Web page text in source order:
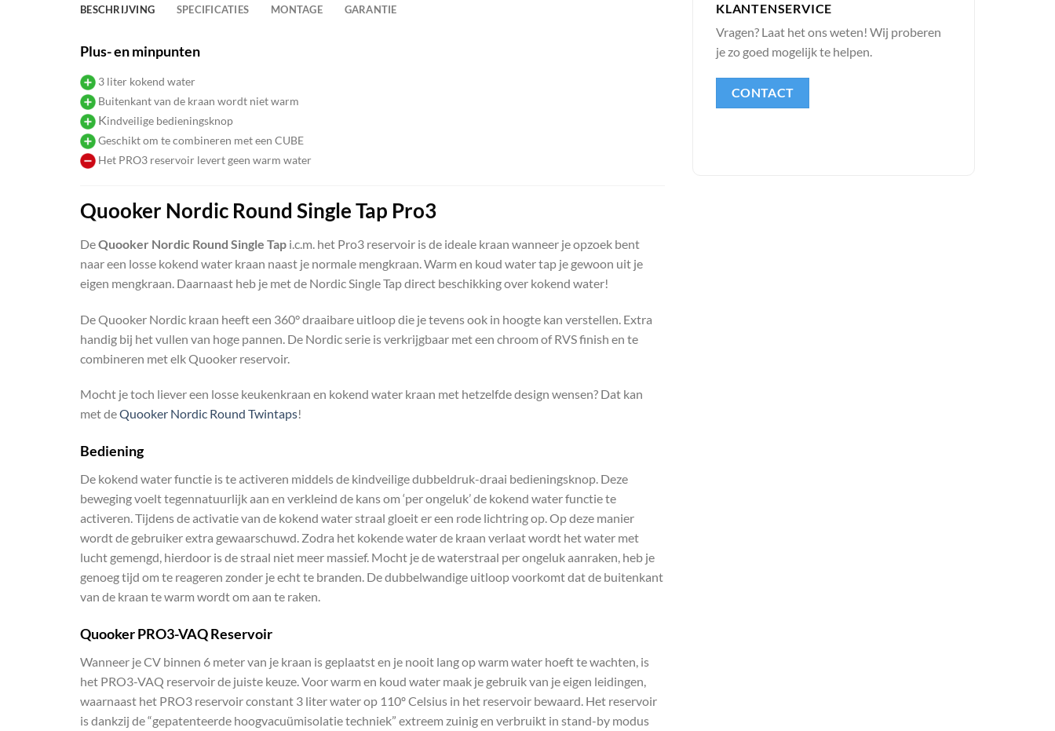
BESCHRIJVING SPECIFICATIES MONTAGE GARANTIE
Plus- en minpunten
3 liter kokend water
Buitenkant van de kraan wordt niet warm
Kindveilige bedieningsknop
Geschikt om te combineren met een CUBE
Het PRO3 reservoir levert geen warm water
Quooker Nordic Round Single Tap Pro3
DeQuooker Nordic Round Single Tap i.c.m. het Pro3 reservoir is de ideale kraan wanneer je opzoek bent
naar een losse kokend water kraan naast je normale mengkraan. Warm en koud water tap je gewoon uit je
eigen mengkraan. Daarnaast heb je met de Nordic Single Tap direct beschikking over kokend water!
De Quooker Nordic kraan heeft een 360° draaibare uitloop die je tevens ook in hoogte kan verstellen. Extra
handig bij het vullen van hoge pannen. De Nordic serie is verkrijgbaar met een chroom of RVS finish en te
combineren met elk Quooker reservoir.
Mocht je toch liever een losse keukenkraan en kokend water kraan met hetzelfde design wensen? Dat kan
met deQuooker Nordic Round Twintaps!
Bediening
De kokend water functie is te activeren middels de kindveilige dubbeldruk-draai bedieningsknop. Deze
beweging voelt tegennatuurlijk aan en verkleind de kans om ‘per ongeluk’ de kokend water functie te
activeren. Tijdens de activatie van de kokend water straal gloeit er een rode lichtring op. Op deze manier
wordt de gebruiker extra gewaarschuwd. Zodra het kokende water de kraan verlaat wordt het water met
lucht gemengd, hierdoor is de straal niet meer massief. Mocht je de waterstraal per ongeluk aanraken, heb je
genoeg tijd om te reageren zonder je echt te branden. De dubbelwandige uitloop voorkomt dat de buitenkant
van de kraan te warm wordt om aan te raken.
Quooker PRO3-VAQ Reservoir
Wanneer je CV binnen 6 meter van je kraan is geplaatst en je nooit lang op warm water hoeft te wachten, is
het PRO3-VAQ reservoir de juiste keuze. Voor warm en koud water maak je gebruik van je eigen leidingen,
waarnaast het PRO3 reservoir constant 3 liter water op 110º Celsius in het reservoir bewaard. Het reservoir
is dankzij de “gepatenteerde hoogvacuümisolatie techniek” extreem zuinig en verbruikt in stand-by modus
KLANTENSERVICE
Vragen? Laat het ons weten! Wij proberen
je zo goed mogelijk te helpen.
CONTACT